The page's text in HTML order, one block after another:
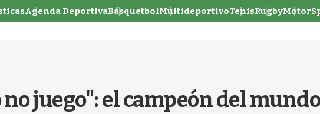
Agenda DeportivaBásquetbolMultideportivoTenisRugby
juego": el campeón del